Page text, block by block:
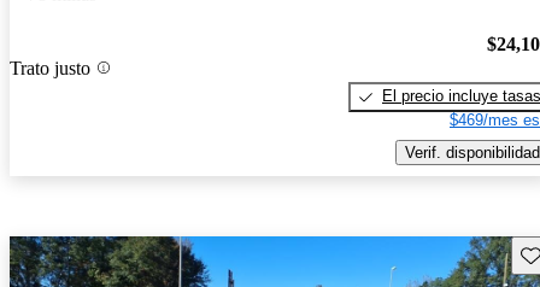
Trato justo
El precio incluye tasas
$469/mes
Verif. disponibilidad